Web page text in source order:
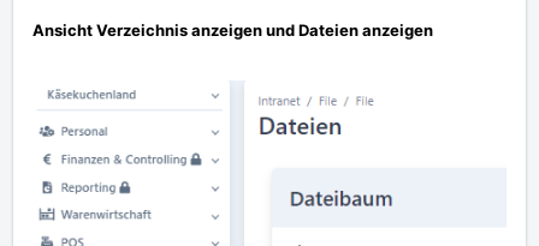
Ansicht Verzeichnis anzeigen und Dateien anzeigen